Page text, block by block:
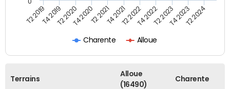
Charente Alloue
T2 2019T4 2019T2 2020T4 2020T2 2021T4 2021T2 2022T4 2022T2 2023T4 2023T2 2024
Terrains
Alloue
(16490)
Charente